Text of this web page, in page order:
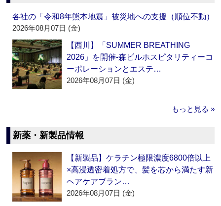
各社の「令和8年熊本地震」被災地への支援（順位不動）
2026年08月07日 (金)
【西川】「SUMMER BREATHING
2026」を開催‐森ビルホスピタリティーコ
ーポレーションとエステ…
2026年08月07日 (金)
もっと見る »
新薬・新製品情報
【新製品】ケラチン極限濃度6800倍以上
×高浸透密着処方で、髪を芯から満たす新
ヘアケアブラン…
2026年08月07日 (金)